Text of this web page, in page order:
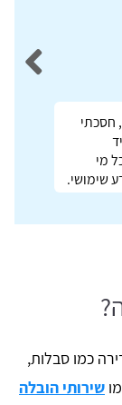
חסכתי
מי
שימושי.
כמו סבלות,
שירותי הובלה